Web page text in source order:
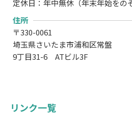
定休日：年中無休（年末年始をの
住所
〒330-0061
埼玉県さいたま市浦和区常盤
9丁目31-6 ATビル3F
リンク一覧